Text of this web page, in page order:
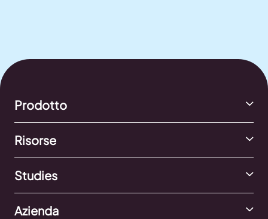
Prodotto
Risorse
Studies
Azienda